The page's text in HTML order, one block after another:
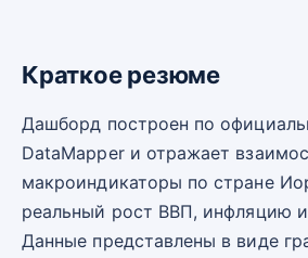
Краткое резюме
Дашборд построен по
DataMapper и отражает
макроиндикаторы по стране
реальный рост ВВП, инфляцию и
Данные представлены в виде